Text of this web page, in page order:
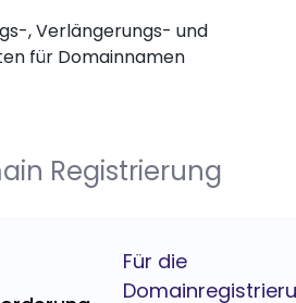
, Verlängerungs- und
für Domainnamen
Registrierung
Für die